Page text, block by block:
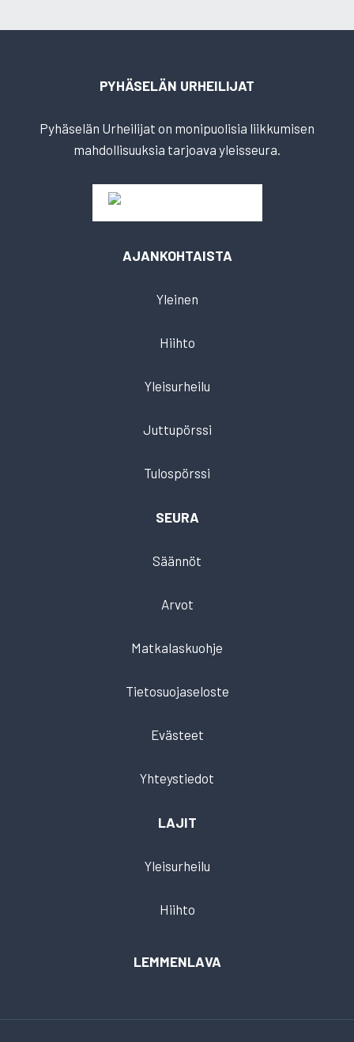
PYHÄSELÄN URHEILIJAT
Pyhäselän Urheilijat on monipuolisia liikkumisen
mahdollisuuksia tarjoava yleisseura.
AJANKOHTAISTA
Yleinen
Hiihto
Yleisurheilu
Juttupörssi
Tulospörssi
SEURA
Säännöt
Arvot
Matkalaskuohje
Tietosuojaseloste
Evästeet
Yhteystiedot
LAJIT
Yleisurheilu
Hiihto
LEMMENLAVA